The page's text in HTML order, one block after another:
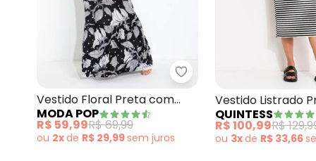
Moda Pop - Vestido
Vestido Floral Preta com
Faixa
MODA POP
R$ 59,99R$ 69,99
ou 2xde R$ 29,99sem juros
Vestido Listrado
Branco em Meia
QUINTESS
R$ 100,99R$
ou 3xde R$ 33,66